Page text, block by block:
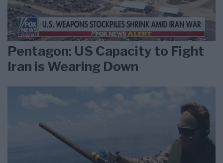
Pentagon: US Capacity to Fight
Iran is Wearing Down